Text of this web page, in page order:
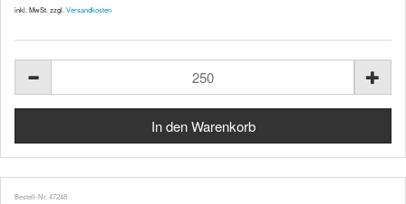
inkl. MwSt. zzgl. Versandkosten
Bestell-Nr. 47248